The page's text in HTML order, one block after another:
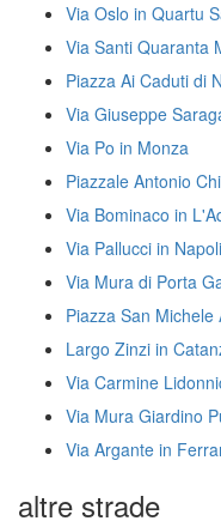
Via Oslo in Quartu
Via Santi Quaranta
Piazza Ai Caduti di
Via Giuseppe
Via Po in Monza
Piazzale Antonio
Via Bominaco in
Via Pallucci in Napoli
Via Mura di Porta
Piazza San
Largo Zinzi in
Via Carmine
Via Mura Giardino
Via Argante in
altre strade